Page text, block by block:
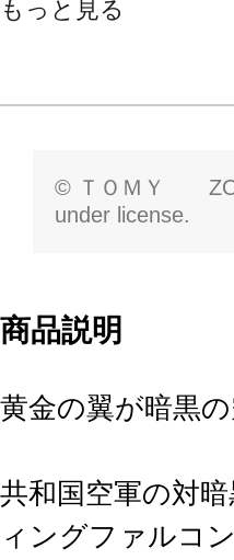
もっと見る
© ＴＯＭＹ
under license.
商品説明
黄金の翼が暗黒の
共和国空軍の対
ィングファルコ